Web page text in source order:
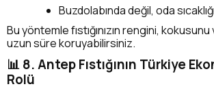
Buzdolabında değil, oda
Bu yöntemle fıstığınızın rengini,
uzun süre koruyabilirsiniz.
📊 8. Antep Fıstığının Türkiye
Rolü